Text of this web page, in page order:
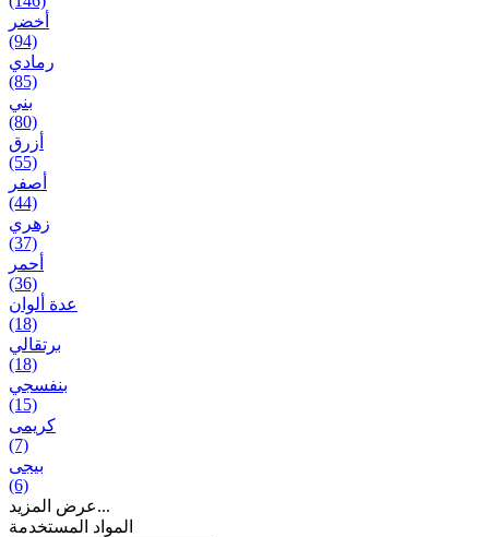
أخضر
(94)
رمادي
(85)
بني
(80)
أزرق
(55)
أصفر
(44)
زهري
(37)
أحمر
(36)
عدة ألوان
(18)
برتقالي
(18)
بنفسجي
(15)
کریمی
(7)
بيجی
(6)
عرض المزيد...
المواد المستخدمة